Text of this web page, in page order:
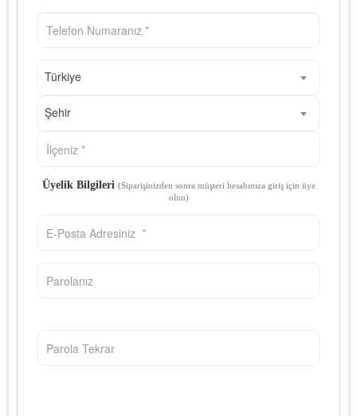
Türkiye
Şehir
Üyelik Bilgileri (Siparişinizden sonra müşteri hesabınıza giriş için üye
olun)